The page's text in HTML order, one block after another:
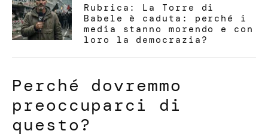
Rubrica: La Torre di
Babele è caduta: perché i
media stanno morendo e con
loro la democrazia?
Perché dovremmo
preoccuparci di
questo?